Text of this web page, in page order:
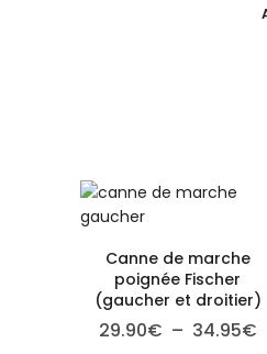
Canne de marche
poignée Fischer
(gaucher et droitier)
29.90€ – 34.95€